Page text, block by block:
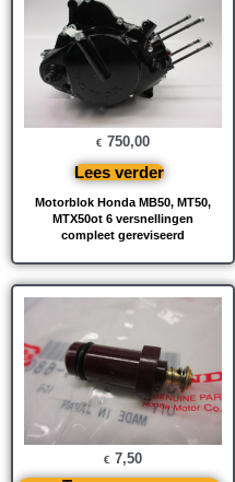
Motorblok Honda MB50, MT50,
MTX50ot 6 versnellingen
compleet gereviseerd
€ 750,00
Lees verder
€ 7,50